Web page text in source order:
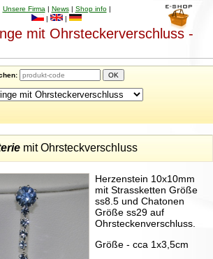
Unsere Firma | News| Shop info|
|
|
mit Ohrsteckerverschluss -
mit Ohrsteckverschluss
Herzenstein 10x10mm
mit Strassketten Größe
ss8.5 und Chatonen
Größe ss29 auf
Ohrsteckenverschluss.
Größe - cca 1x3,5cm